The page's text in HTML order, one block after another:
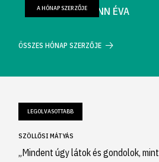
FARKAS WELLMANN ÉVA
A HÓNAP SZERZŐJE
ÖSSZES HÓNAP SZERZŐJE
LEGOLVASOTTABB
SZÖLLŐSI MÁTYÁS
„Mindent úgy látok és gondolok,